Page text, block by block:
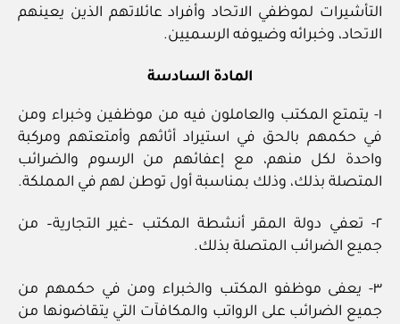
التأشيرات لموظفي الاتحاد وأفراد عائلاتهم الذين يعينهم
الاتحاد، وخبرائه وضيوفه الرسميين.
المادة السادسة
١- يتمتع المكتب والعاملون فيه من موظفين وخبراء ومن
في حكمهم بالحق في استيراد أثاثهم وأمتعتهم ومركبة
واحدة لكل منهم، مع إعفائهم من الرسوم والضرائب
المتصلة بذلك، وذلك بمناسبة أول توطن لهم في المملكة.
٢- تعفي دولة المقر أنشطة المكتب –غير التجارية– من
جميع الضرائب المتصلة بذلك.
٣- يعفى موظفو المكتب والخبراء ومن في حكمهم من
جميع الضرائب على الرواتب والمكافآت التي يتقاضونها من